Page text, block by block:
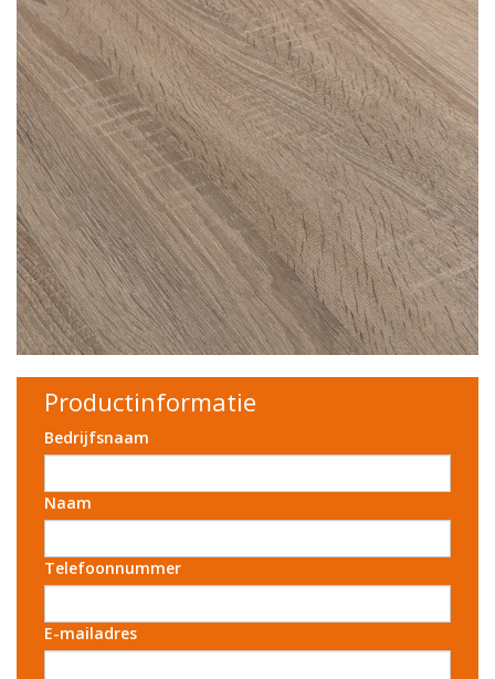
Productinformatie
Bedrijfsnaam
Naam
Telefoonnummer
E-mailadres